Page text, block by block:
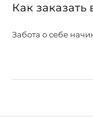
Как
Забота о себе